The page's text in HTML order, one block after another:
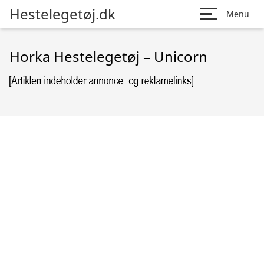
Hestelegetøj.dk Menu
Horka Hestelegetøj – Unicorn